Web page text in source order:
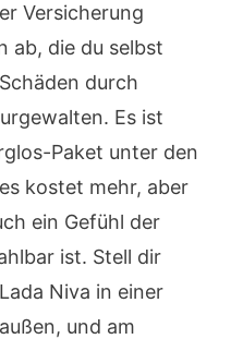
Versicherung
ab, die du selbst
durch
Es ist
Paket unter den
kostet mehr, aber
ein Gefühl der
ist. Stell dir
Niva in einer
und am